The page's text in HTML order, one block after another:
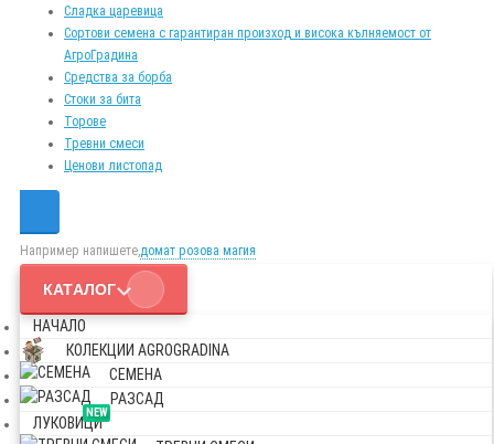
Сладка царевица
Сортови семена с гарантиран произход и висока кълняемост от
АгроГрадина
Средства за борба
Стоки за бита
Торове
Тревни смеси
Ценови листопад
Например напишете,домат розова магия
КАТАЛОГ
НАЧАЛО
КОЛЕКЦИИ AGROGRADINA
СЕМЕНА
РАЗСАД
NEW
ЛУКОВИЦИ